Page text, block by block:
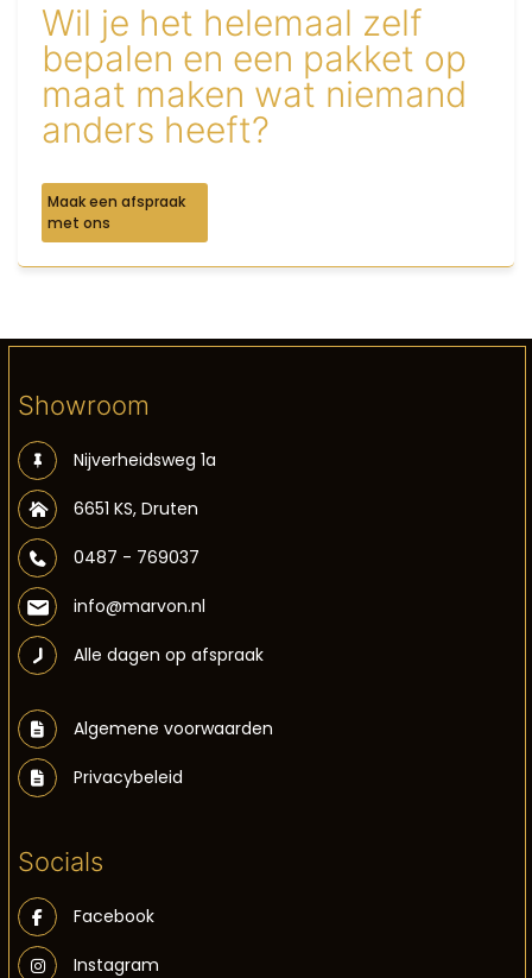
Wil je het helemaal zelf
bepalen en een pakket op
maat maken wat niemand
anders heeft?
Maak een afspraak
met ons
Showroom
Nijverheidsweg 1a
6651 KS, Druten
0487 - 769037
info@marvon.nl
Alle dagen op afspraak
Algemene voorwaarden
Privacybeleid
Socials
Facebook
Instagram